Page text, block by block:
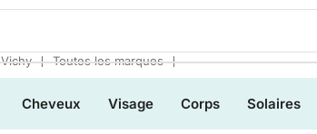
Vichy ❘ Toutes les marques ❘
Cheveux Visage Corps Solaires